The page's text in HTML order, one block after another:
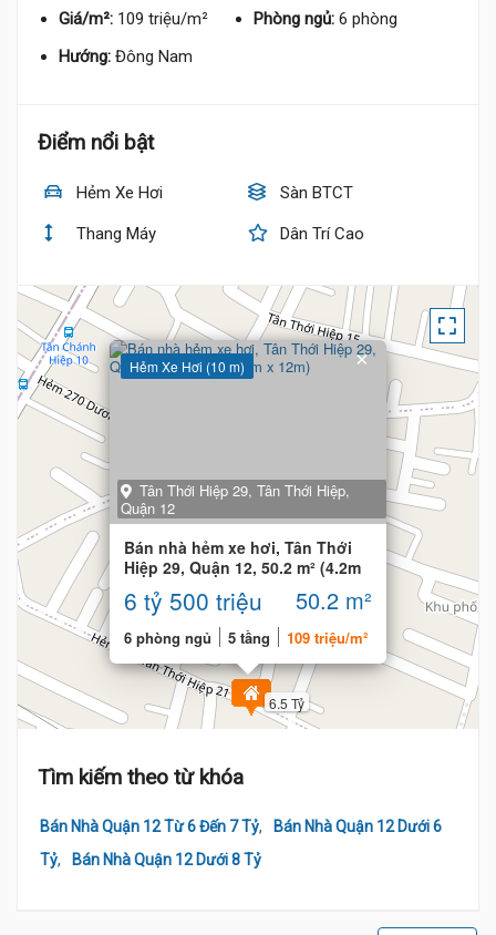
Giá/m²: 109 triệu/m² Phòng ngủ: 6 phòng
Hướng: Đông Nam
Điểm nổi bật
Hẻm Xe Hơi Sàn BTCT
Thang Máy Dân Trí Cao
6.5 Tỷ
6.43 Tỷ
Hẻm Xe Hơi (10 m)
Tân Thới Hiệp 29, Tân Thới Hiệp,
Quận 12
Bán nhà hẻm xe hơi, Tân Thới
Hiệp 29, Quận 12, 50.2 m² (4.2m
x 12m)
6 tỷ 500 triệu 50.2 m²
6 phòng ngủ 5 tầng 109 triệu/m²
×
Tìm kiếm theo từ khóa
Bán Nhà Quận 12 Từ 6 Đến 7 Tỷ,
Bán Nhà Quận 12 Dưới 6
Tỷ, Bán Nhà Quận 12 Dưới 8 Tỷ